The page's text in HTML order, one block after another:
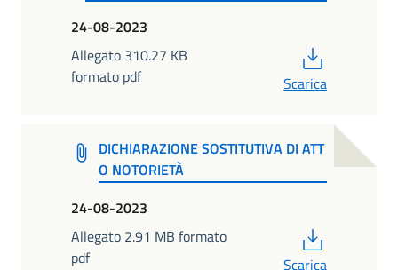
24-08-2023
Allegato 310.27 KB
formato pdf
Scarica
DICHIARAZIONE SOSTITUTIVA DI ATT
O NOTORIETÀ
24-08-2023
Allegato 2.91 MB formato
pdf
Scarica